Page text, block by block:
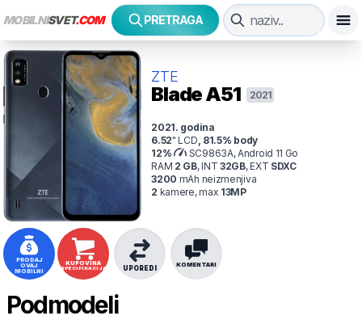
MOBILNISVET.COM PRETRAGA
ZTE
Blade A51 2021
2021. godina
6.52" LCD 81.5% body
12%
SC9863A, Android 11 Go
RAM 2 GB,INT 32GB,EXT SDXC
3200 mAh neizmenjiva
2 kamere, max 13MP
PRODAJ
OVAJ
MOBILNI
KUPOVINA
SPECIFIKACIJA KOMENTARI
UPOREDI
Podmodeli